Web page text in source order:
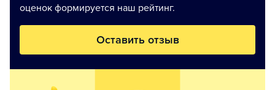
оценок формируется наш рейтинг.
Оставить отзыв